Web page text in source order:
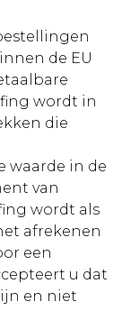
de EU
wordt in
die
waarde in de
van
wordt als
afrekenen
een
u dat
en niet